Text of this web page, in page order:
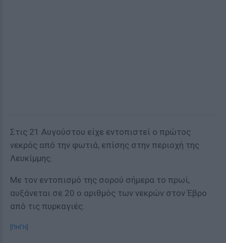
Στις 21 Αυγούστου είχε εντοπιστεί ο πρώτος
νεκρός από την φωτιά, επίσης στην περιοχή της
Λευκίμμης.
Με τον εντοπισμό της σορού σήμερα το πρωί,
αυξάνεται σε 20 ο αριθμός των νεκρών στον Έβρο
από τις πυρκαγιές.
[ΠΗΓΗ]